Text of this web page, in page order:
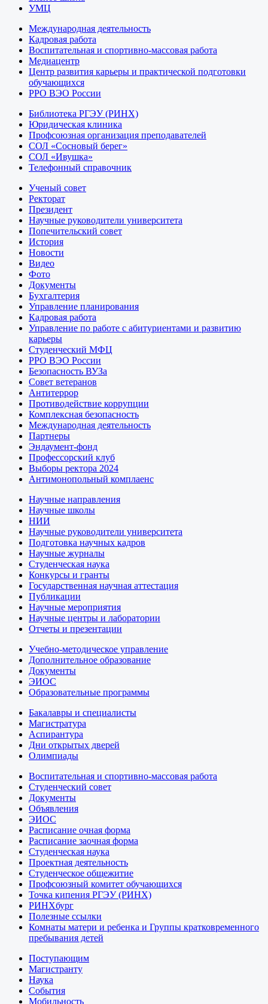
УМЦ
Международная деятельность
Кадровая работа
Воспитательная и спортивно-массовая работа
Медиацентр
Центр развития карьеры и практической подготовки
обучающихся
РРО ВЭО России
Библиотека РГЭУ (РИНХ)
Юридическая клиника
Профсоюзная организация преподавателей
СОЛ «Сосновый берег»
СОЛ «Ивушка»
Телефонный справочник
Ученый совет
Ректорат
Президент
Научные руководители университета
Попечительский совет
История
Новости
Видео
Фото
Документы
Бухгалтерия
Управление планирования
Кадровая работа
Управление по работе с абитуриентами и развитию
карьеры
Студенческий МФЦ
РРО ВЭО России
Безопасность ВУЗа
Совет ветеранов
Антитеррор
Противодействие коррупции
Комплексная безопасность
Международная деятельность
Партнеры
Эндаумент-фонд
Профессорский клуб
Выборы ректора 2024
Антимонопольный комплаенс
Научные направления
Научные школы
НИИ
Научные руководители университета
Подготовка научных кадров
Научные журналы
Студенческая наука
Конкурсы и гранты
Государственная научная аттестация
Публикации
Научные мероприятия
Научные центры и лаборатории
Отчеты и презентации
Учебно-методическое управление
Дополнительное образование
Документы
ЭИОС
Образовательные программы
Бакалавры и специалисты
Магистратура
Аспирантура
Дни открытых дверей
Олимпиады
Воспитательная и спортивно-массовая работа
Студенческий совет
Документы
Объявления
ЭИОС
Расписание очная форма
Расписание заочная форма
Студенческая наука
Проектная деятельность
Студенческое общежитие
Профсоюзный комитет обучающихся
Точка кипения РГЭУ (РИНХ)
РИНХбург
Полезные ссылки
Комнаты матери и ребенка и Группы кратковременного
пребывания детей
Поступающим
Магистранту
Наука
События
Мобильность